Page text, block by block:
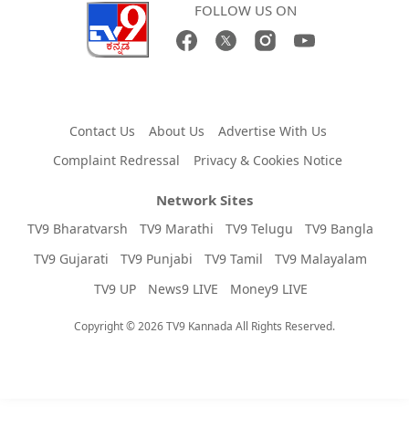
FOLLOW US ON
Contact Us About Us
Advertise With Us
Complaint Redressal
Privacy & Cookies Notice
Network Sites
TV9 Bharatvarsh TV9 Marathi TV9 Telugu
TV9 Bangla
TV9 Gujarati
TV9 Punjabi TV9 Tamil
TV9 Malayalam
TV9 UP
News9 LIVE Money9 LIVE
Copyright © 2026 TV9 Kannada All Rights Reserved.